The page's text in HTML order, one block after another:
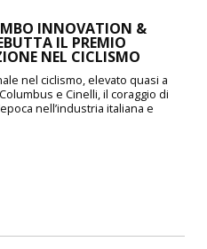
INNOVATION &
IL PREMIO
NEL CICLISMO
nel ciclismo, elevato quasi a
e Cinelli, il coraggio di
nell’industria italiana e